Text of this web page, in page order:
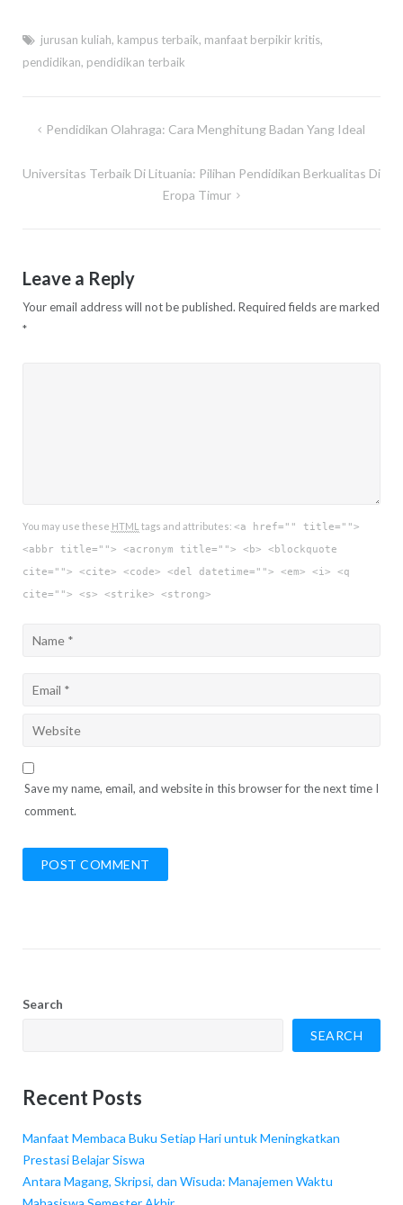
jurusan kuliah, kampus terbaik, manfaat berpikir kritis,
pendidikan, pendidikan terbaik
PostPendidikan Olahraga: Cara Menghitung Badan Yang Ideal
Universitas Terbaik Di Lituania: Pilihan Pendidikan Berkualitas Di
Eropa Timur
Leave a Reply
Your email address will not be published. Required fields are marked
*
You may use these HTML tags and attributes: <a href="" title="">
<abbr title=""> <acronym title=""> <b> <blockquote
cite=""> <cite> <code> <del datetime=""> <em> <i> <q
cite=""> <s> <strike> <strong>
Save my name, email, and website in this browser for the next time I
comment.
Search
SEARCH
Recent Posts
Manfaat Membaca Buku Setiap Hari untuk Meningkatkan
Prestasi Belajar Siswa
Antara Magang, Skripsi, dan Wisuda: Manajemen Waktu